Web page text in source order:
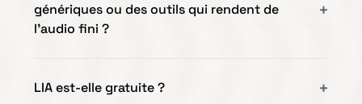
génériques ou des outils qui rendent de
l’audio fini ?
LIA est-elle gratuite ?